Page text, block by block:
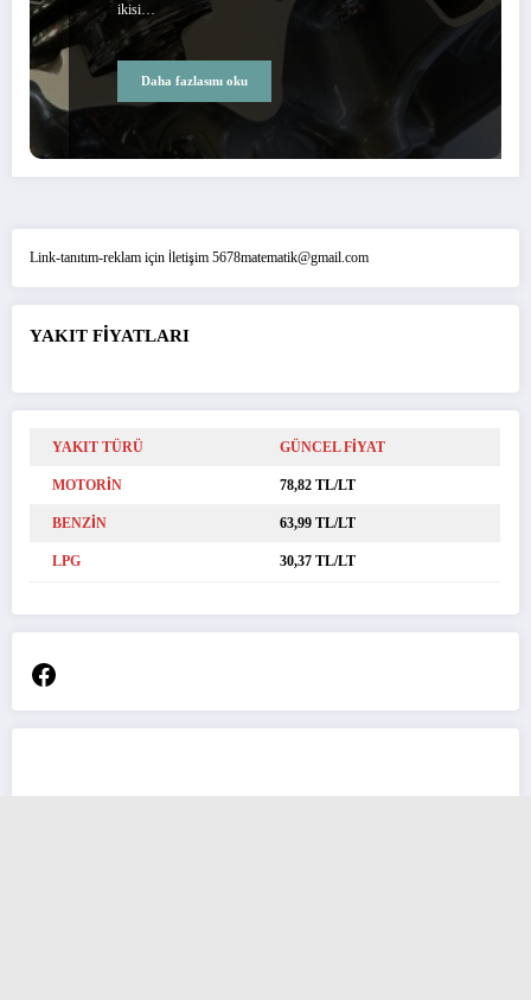
ikisi…
Daha fazlasını oku
Link-tanıtım-reklam için İletişim 5678matematik@gmail.com
YAKIT FİYATLARI
YAKIT TÜRÜ GÜNCEL FİYAT
MOTORİN 78,82 TL/LT
BENZİN 63,99 TL/LT
LPG 30,37 TL/LT
Facebook